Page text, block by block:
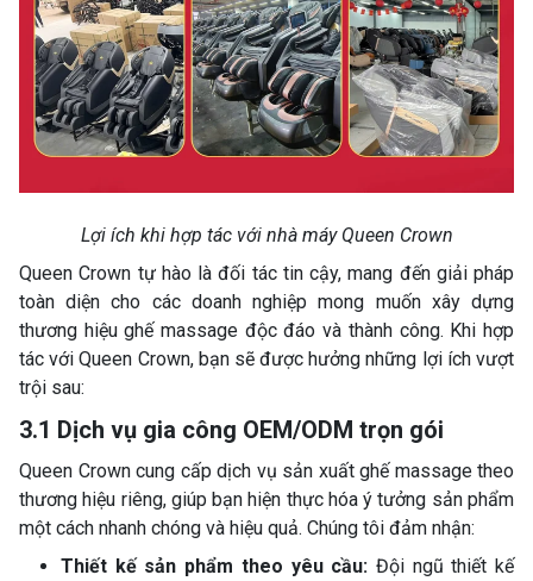
Lợi ích khi hợp tác với nhà máy Queen Crown
Queen Crown tự hào là đối tác tin cậy, mang đến giải pháp
toàn diện cho các doanh nghiệp mong muốn xây dựng
thương hiệu ghế massage độc đáo và thành công. Khi hợp
tác với Queen Crown, bạn sẽ được hưởng những lợi ích vượt
trội sau:
3.1 Dịch vụ gia công OEM/ODM trọn gói
Queen Crown cung cấp dịch vụ sản xuất ghế massage theo
thương hiệu riêng, giúp bạn hiện thực hóa ý tưởng sản phẩm
một cách nhanh chóng và hiệu quả. Chúng tôi đảm nhận:
Thiết kế sản phẩm theo yêu cầu: Đội ngũ thiết kế